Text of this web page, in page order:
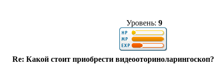
Уровень: 9
Re: Какой стоит приобрести видеооториноларингоскоп?